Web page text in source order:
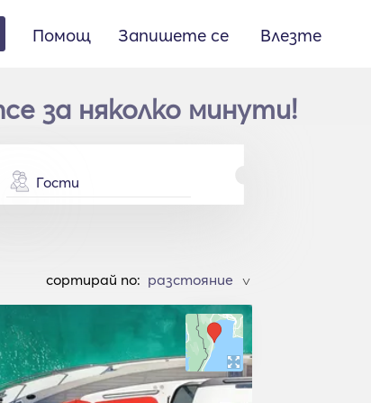
Помощ Запишете се Влезте
за няколко минути!
Гости
cортирай по: >